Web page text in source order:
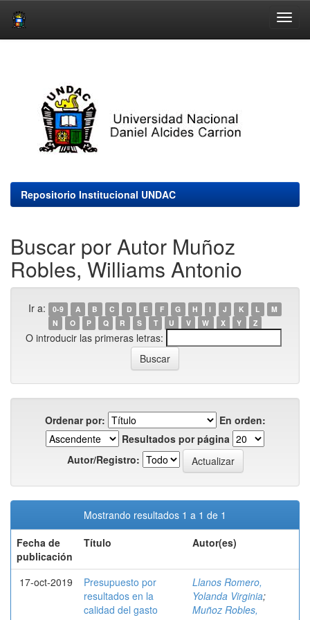
Repositorio Institucional UNDAC
Buscar por Autor Muñoz
Robles, Williams Antonio
Ir a: 0-9 A B C D E F G H I J K L
M
N
O P Q R S T U V W X Y Z
O introducir las primeras letras:
Ordenar por:
En orden:
Resultados por página
Autor/Registro:
Mostrando resultados 1 a 1 de 1
Fecha de
publicación
Título Autor(es)
17-oct-2019
Presupuesto por
resultados en la
calidad del gasto
Llanos Romero,
Yolanda Virginia;
Muñoz Robles,